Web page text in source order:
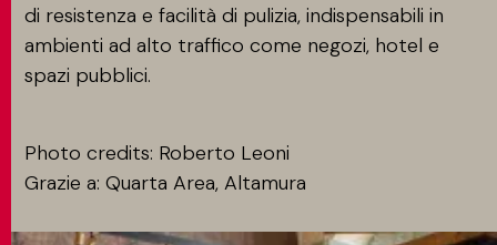
di resistenza e facilità di pulizia, indispensabili in
ambienti ad alto traffico come negozi, hotel e
spazi pubblici.
Photo credits: Roberto Leoni
Grazie a: Quarta Area, Altamura